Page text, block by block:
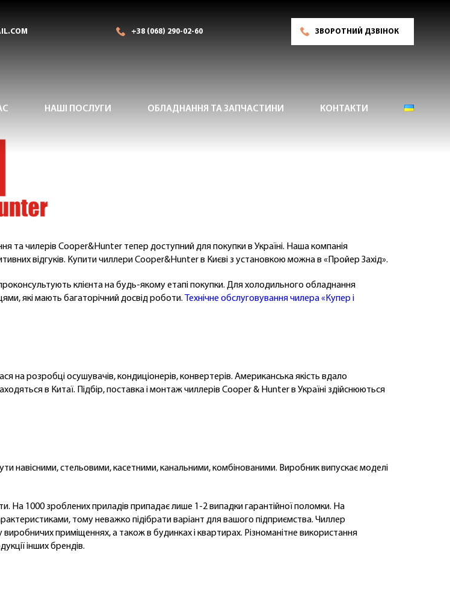
+38 (068) 290-02-60 ЗВОРОТНИЙ ДЗВІНОК
НАШІ ПОСЛУГИ ОБЛАДНАННЯ ТА ЗАПЧАСТИНИ КОНТАКТИ
та чилерів Cooper&Hunter тепер доступний для покупки в Україні. Наша компанія
відгуків. Купити чиллери Cooper&Hunter в Києві з установкою можна в «Пройер Захід».
клієнта на будь-якому етапі покупки. Для холодильного обладнання
які мають багаторічний досвід роботи. Технічне обслуговування чилера «Купер і
на розробці осушувачів, кондиціонерів, конвертерів. Американська якість вдало
в Китаї. Підбір, поставка і монтаж чиллерів Cooper & Hunter в Україні здійснюються
навісними, стельовими, касетними, канальними, комбінованими. Виробник випускає моделі
На 1000 зроблених приладів припадає лише 1-2 випадки гарантійної поломки. На
тому неважко підібрати варіант для вашого підприємства. Чиллер
приміщеннях, а також в будинках і квартирах. Різноманітне використання
інших брендів.